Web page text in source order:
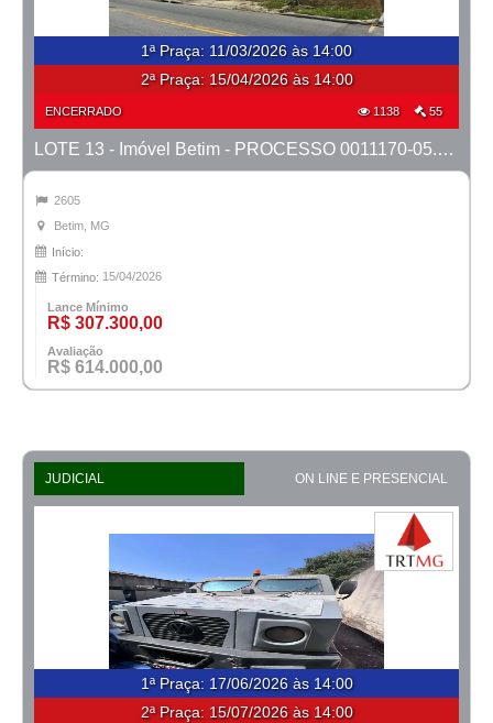
1ª Praça: 11/03/2026 às 14:00
2ª Praça: 15/04/2026 às 14:00
ENCERRADO 1138 55
LOTE 13 - Imóvel Betim - PROCESSO 0011170-05.2025-2ª BETIM
2605
Betim, MG
Início:
Término: 15/04/2026
Lance Mínimo
R$ 307.300,00
Avaliação
R$ 614.000,00
JUDICIAL ON LINE E PRESENCIAL
1ª Praça: 17/06/2026 às 14:00
2ª Praça: 15/07/2026 às 14:00